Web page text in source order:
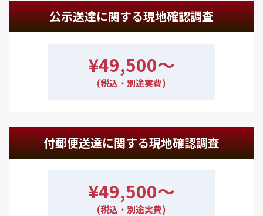
公示送達に関する現地確認調査
¥49,500〜
(税込・別途実費)
付郵便送達に関する現地確認調査
¥49,500〜
(税込・別途実費)